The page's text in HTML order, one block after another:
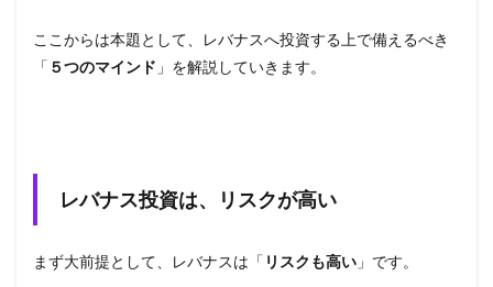
ここからは本題として、レバナスへ投資する上で備えるべき
「 ５つのマインド 」を解説していきます。
レバナス投資は、リスクが高い
まず大前提として、レバナスは「 リスクも高い 」です。